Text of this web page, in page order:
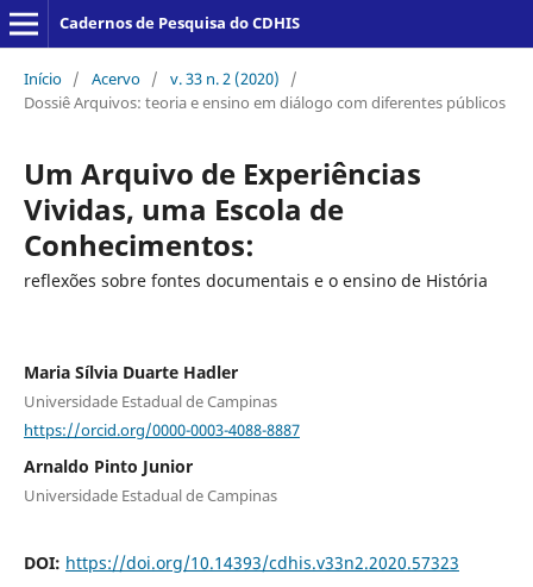
Cadernos de Pesquisa do CDHIS
Início / Acervo / v. 33 n. 2 (2020)
/
Dossiê Arquivos: teoria e ensino em diálogo com diferentes públicos
Um Arquivo de Experiências
Vividas, uma Escola de
Conhecimentos:
reflexões sobre fontes documentais e o ensino de História
Maria Sílvia Duarte Hadler
Universidade Estadual de Campinas
https://orcid.org/0000-0003-4088-8887
Arnaldo Pinto Junior
Universidade Estadual de Campinas
DOI: https://doi.org/10.14393/cdhis.v33n2.2020.57323